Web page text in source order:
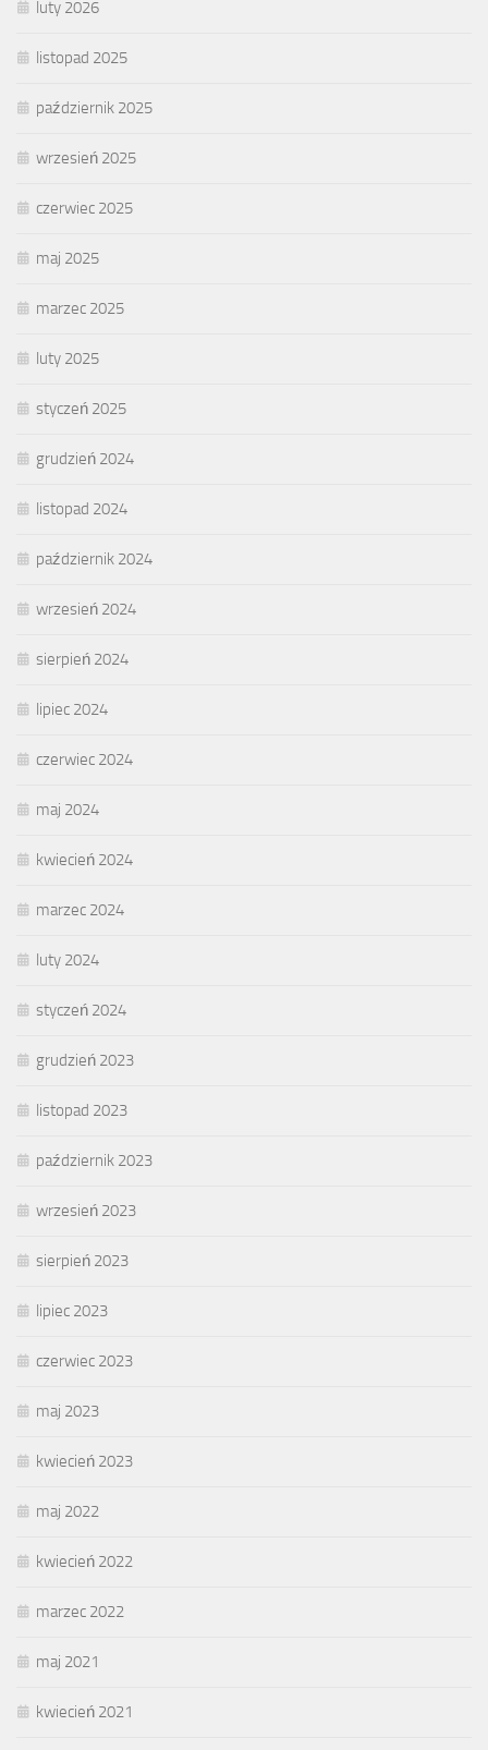
luty 2026
listopad 2025
październik 2025
wrzesień 2025
czerwiec 2025
maj 2025
marzec 2025
luty 2025
styczeń 2025
grudzień 2024
listopad 2024
październik 2024
wrzesień 2024
sierpień 2024
lipiec 2024
czerwiec 2024
maj 2024
kwiecień 2024
marzec 2024
luty 2024
styczeń 2024
grudzień 2023
listopad 2023
październik 2023
wrzesień 2023
sierpień 2023
lipiec 2023
czerwiec 2023
maj 2023
kwiecień 2023
maj 2022
kwiecień 2022
marzec 2022
maj 2021
kwiecień 2021